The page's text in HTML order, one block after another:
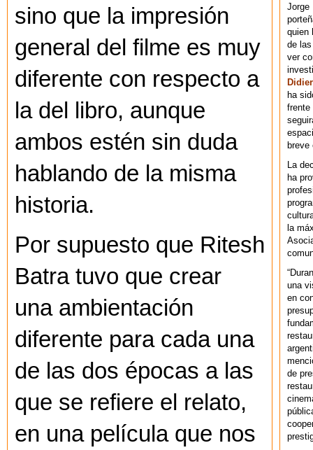
sino que la impresión
general del filme es muy
diferente con respecto a
la del libro, aunque
ambos estén sin duda
hablando de la misma
historia.
Por supuesto que Ritesh
Batra tuvo que crear
una ambientación
diferente para cada una
de las dos épocas a las
que se refiere el relato,
en una película que nos
Jorge
quien
de
ver
Didier
ha
frente
breve
La
ha
la
una
en
de